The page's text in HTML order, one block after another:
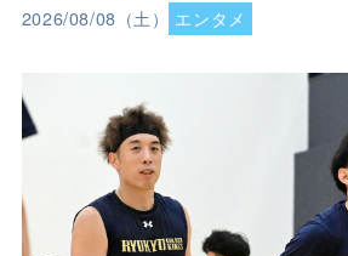
2026/08/08（土） エンタメ